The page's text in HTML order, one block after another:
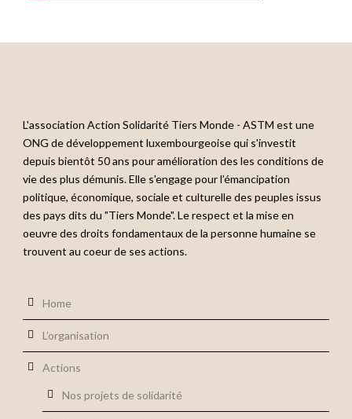
L'association Action Solidarité Tiers Monde - ASTM est une
ONG de développement luxembourgeoise qui s'investit
depuis bientôt 50 ans pour amélioration des les conditions de
vie des plus démunis. Elle s'engage pour l’émancipation
politique, économique, sociale et culturelle des peuples issus
des pays dits du "Tiers Monde". Le respect et la mise en
oeuvre des droits fondamentaux de la personne humaine se
trouvent au coeur de ses actions.
Home
L’organisation
Actions
Nos projets de solidarité